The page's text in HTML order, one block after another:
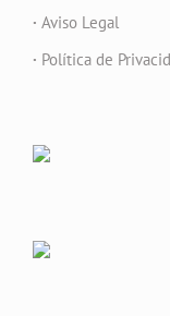
· Aviso Legal
· Política de